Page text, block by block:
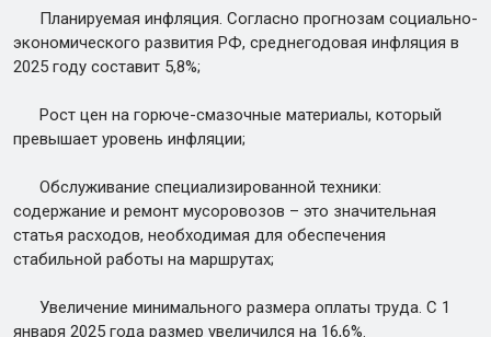
Планируемая инфляция. Согласно прогнозам социально-
экономического развития РФ, среднегодовая инфляция в
2025 году составит 5,8%;
Рост цен на горюче-смазочные материалы, который
превышает уровень инфляции;
Обслуживание специализированной техники:
содержание и ремонт мусоровозов – это значительная
статья расходов, необходимая для обеспечения
стабильной работы на маршрутах;
Увеличение минимального размера оплаты труда. С 1
января 2025 года размер увеличился на 16,6%.